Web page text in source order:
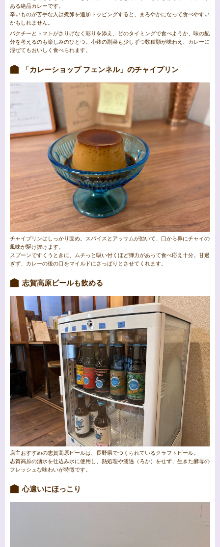
ある絶品カレーです。
辛いものが苦手な人は煮卵を追加トッピングすると、まろやかになって食べやすい
かもしれません。
パクチーとトマトがさりげなく彩りを添え、どのタイミングで食べようか、味の配
分を考えるのも楽しみのひとつ。小鉢の副菜も少しずつ数種類が味わえ、カレーに
混ぜてもおいしく食べられます。
「カレーショップ フェンネル」のチャイプリン
チャイプリンはしっかり固め。スパイスとアッサムが効いて、口から鼻にチャイの
風味が駆け抜けます。
スプーンですくうときに、ムチっと吸い付くほど弾力があって食べ応え十分。甘過
ぎず、カレーの後の口をマイルドにさっぱりとさせてくれます。
志賀高原ビールも飲める
店主おすすめの志賀高原ビールは、長野県でつくられているクラフトビール。
志賀高原の湧水を仕込み水に使用し、熱処理や濾過（ろか）をせず、生きた酵母の
フレッシュな味わいが特徴です。
心遣いにほっこり